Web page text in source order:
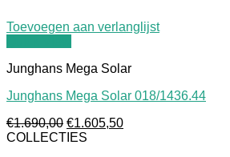
Toevoegen aan verlanglijst
Junghans Mega Solar
Junghans Mega Solar 018/1436.44
€1.690,00 Oorspronkelijke
prijs
€1.605,50Huidige
COLLECTIES